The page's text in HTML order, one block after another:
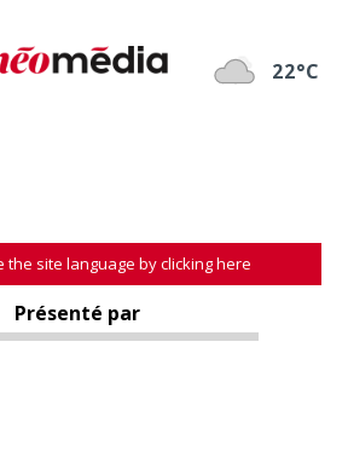
22°C
the site language by clicking here
Présenté par